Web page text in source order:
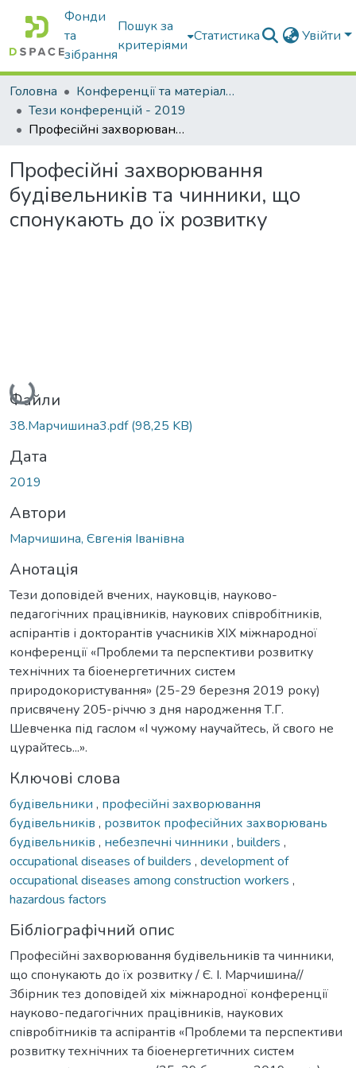
Фонди
та
зібрання
Пошук за
критеріями
Статистика Увійти
Головна
Конференції та матеріали конференцій
Тези конференцій - 2019
Професійні захворювання будівельників та чинники, що спонукають до їх розвитку
Професійні захворювання
будівельників та чинники, що
спонукають до їх розвитку
Вантажиться...
Файли
38.Марчишина3.pdf(98,25 KB)
Дата
2019
Автори
Марчишина, Євгенія Іванівна
Анотація
Тези доповідей вчених, науковців, науково-
педагогічних працівників, наукових співробітників,
аспірантів і докторантів учасників XIX міжнародної
конференції «Проблеми та перспективи розвитку
технічних та біоенергетичних систем
природокористування» (25-29 березня 2019 року)
присвячену 205-річчю з дня народження Т.Г.
Шевченка під гаслом «І чужому научайтесь, й свого не
цурайтесь...».
Ключові слова
будівельники , професійні захворювання
будівельників , розвиток професійних захворювань
будівельників , небезпечні чинники , builders ,
occupational diseases of builders , development of
occupational diseases among construction workers ,
hazardous factors
Бібліографічний опис
Професійні захворювання будівельників та чинники,
що спонукають до їх розвитку / Є. І. Марчишина//
Збірник тез доповідей xiх міжнародної конференції
науково-педагогічних працівників, наукових
співробітників та аспірантів «Проблеми та перспективи
розвитку технічних та біоенергетичних систем